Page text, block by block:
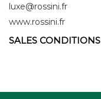
luxe@rossini.fr
www.rossini.fr
SALES CONDITIONS